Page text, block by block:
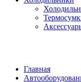
Главная